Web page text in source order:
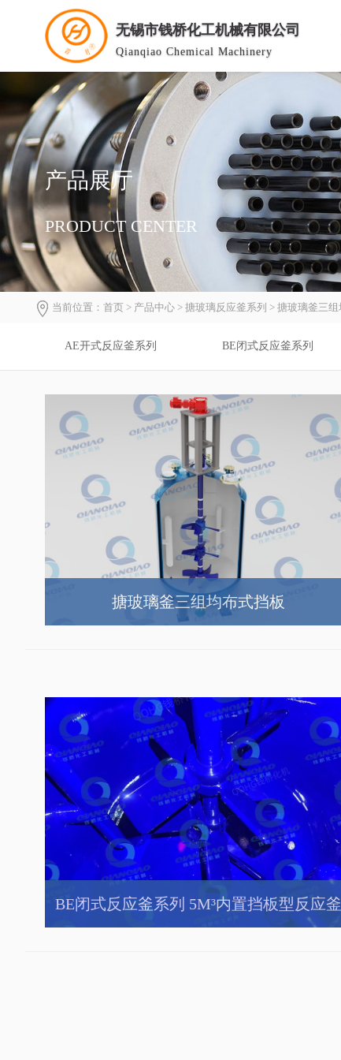
无锡市钱桥化工机械有限公司
Qianqiao Chemical Machinery
产品展厅
PRODUCT CENTER
当前位置： 首页 > 产品中心 > 搪玻璃反应釜系列 > 搪玻璃釜三组
AE开式反应釜系列 BE闭式反应釜系列
搪玻璃釜三组均布式挡板
BE闭式反应釜系列 5M³内置挡板型反应釜